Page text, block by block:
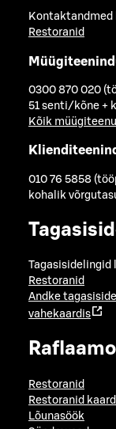
Kontaktandmed
Restoranid
0300 870 020
51 senti/kõne +
Kõik
010 76 5858
kohalik
Tagasisidelingid
Restoranid
Andke
vahekaardis
Restoranid
Restoranid
Lõunasöök